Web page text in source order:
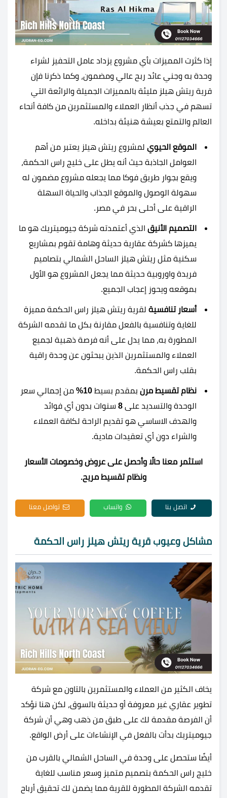
إذا كثرت المميزات بأي مشروع يزداد عامل التحفيز لشراء
وحدة به وجني عائد ربح عالي ومضمون، وكما ذكرنا فإن
قرية ريتش هيلز مليئة بالمميزات الجميلة والرائعة التي
تسهم في جذب أنظار العملاء والمستثمرين من كافة أنحاء
العالم والتمتع بعيشة هنيئة بداخله.
الموقع الحيوي لمشروع ريتش هيلز يعتبر من أهم
العوامل الجاذبة حيث أنه يطل على خليج راس الحكمة،
ويقع بجوار طريق فوكا مما يجعله مشروع مضمون له
سهولة الوصول والموقع الجذاب والحياة السهلة
الراقية على أحلى بحر في مصر.
التصميم الأنيق الذي أعتمدته شركة جيوميتريك هو ما
يميزها كشركة عقارية حديثة وهامة تقوم بمشاريع
سكنية مثل ريتش هيلز الساحل الشمالي بتصاميم
فريدة واوروبية حديثة مما يجعل المشروع هو الأول
بموقعه ويحوز إعجاب الجميع.
أسعار تنافسية لقرية ريتش هيلز راس الحكمة مميزة
للغاية وتنافسية بالفعل مقارنة بكل ما تقدمه الشركة
المطورة به، مما يدل على أنه فرصة ذهبية لجميع
العملاء والمستثمرين الذين يبحثون عن وحدة راقية
بقلب راس الحكمة.
نظام تقسيط مرن بمقدم بسيط 10%
من إجمالي سعر
الوحدة والتسديد على 8 سنوات بدون أي فوائد
والهدف الاساسي هو تقديم الراحة لكافة العملاء
والشراء دون أي تعقيدات مادية.
استثمر معنا حالًا وأحصل على عروض وخصومات الأسعار
ونظام تقسيط مريح.
اتصل بنا واتساب تواصل معنا
مشاكل وعيوب قرية ريتش هيلز راس الحكمة
يخاف الكثير من العملاء والمستثمرين بالتاون مع شركة
تطوير عقاري غير معروفة أو حديثة بالسوق، لكن هنا نؤكد
أن الفرصة مقدمة لك على طبق من ذهب وهي أن شركة
جيوميتريك بدأت بالفعل في الإنشاءات على أرض الواقع.
أيضًا ستحصل على وحدة في الساحل الشمالي بالقرب من
خليج راس الحكمة بتصميم متميز وسعر مناسب للغاية
تقدمه الشركة المطورة للقرية مما يضمن لك تحقيق أرباح